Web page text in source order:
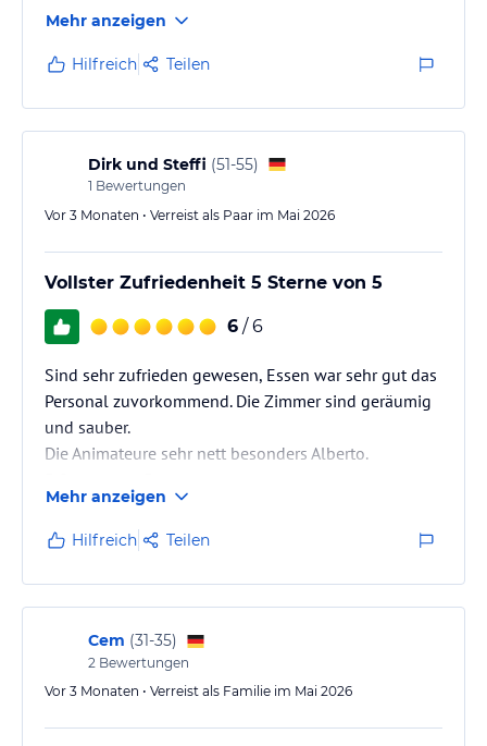
Obst.
Mehr anzeigen
Hilfreich Teilen
Dirk und Steffi (51-55)
1 Bewertungen
Vor 3 Monaten • Verreist als Paar im Mai 2026
Vollster Zufriedenheit 5 Sterne von 5
6 / 6
Sind sehr zufrieden gewesen, Essen war sehr gut das
Personal zuvorkommend. Die Zimmer sind geräumig
und sauber.
Die Animateure sehr nett besonders Alberto.
Mehr anzeigen
Hilfreich Teilen
Cem (31-35)
2 Bewertungen
Vor 3 Monaten • Verreist als Familie im Mai 2026